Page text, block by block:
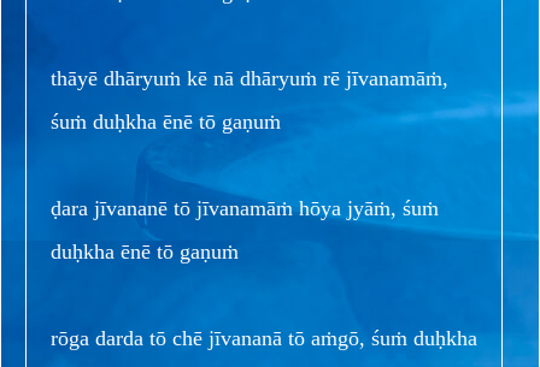
thāyē dhāryuṁ kē nā dhāryuṁ rē jīvanamāṁ,
śuṁ duḥkha ēnē tō gaṇuṁ
ḍara jīvananē tō jīvanamāṁ hōya jyāṁ, śuṁ
duḥkha ēnē tō gaṇuṁ
rōga darda tō chē jīvananā tō aṁgō, śuṁ duḥkha